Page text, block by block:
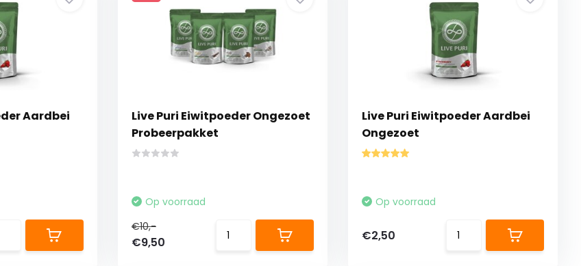
Aardbei
Live Puri Eiwitpoeder Ongezoet
Probeerpakket
Op voorraad
€10,-
€9,50
Live Puri Eiwitpoeder Aardbei
Ongezoet
Op voorraad
€2,50